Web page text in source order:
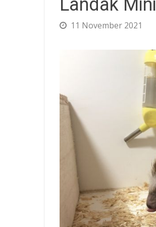
Landak Mini
11 November 2021